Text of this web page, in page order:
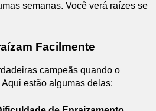
semanas. Você verá raízes se
Facilmente
campeãs quando o
estão algumas delas: